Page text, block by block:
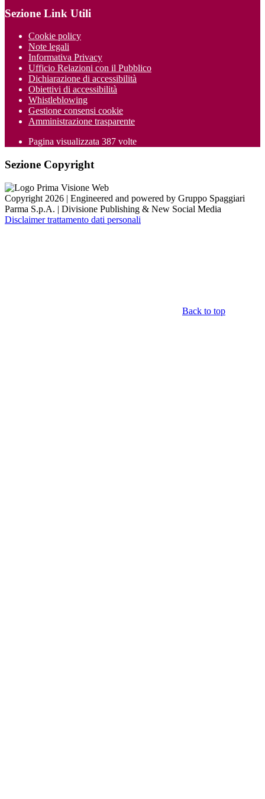
Sezione Link Utili
Cookie policy
Note legali
Informativa Privacy
Ufficio Relazioni con il Pubblico
Dichiarazione di accessibilità
Obiettivi di accessibilità
Whistleblowing
Gestione consensi cookie
Amministrazione trasparente
Pagina visualizzata 387 volte
Sezione Copyright
Copyright 2026 | Engineered and powered by Gruppo Spaggiari
Parma S.p.A. | Divisione Publishing & New Social Media
Disclaimer trattamento dati personali
Back to top